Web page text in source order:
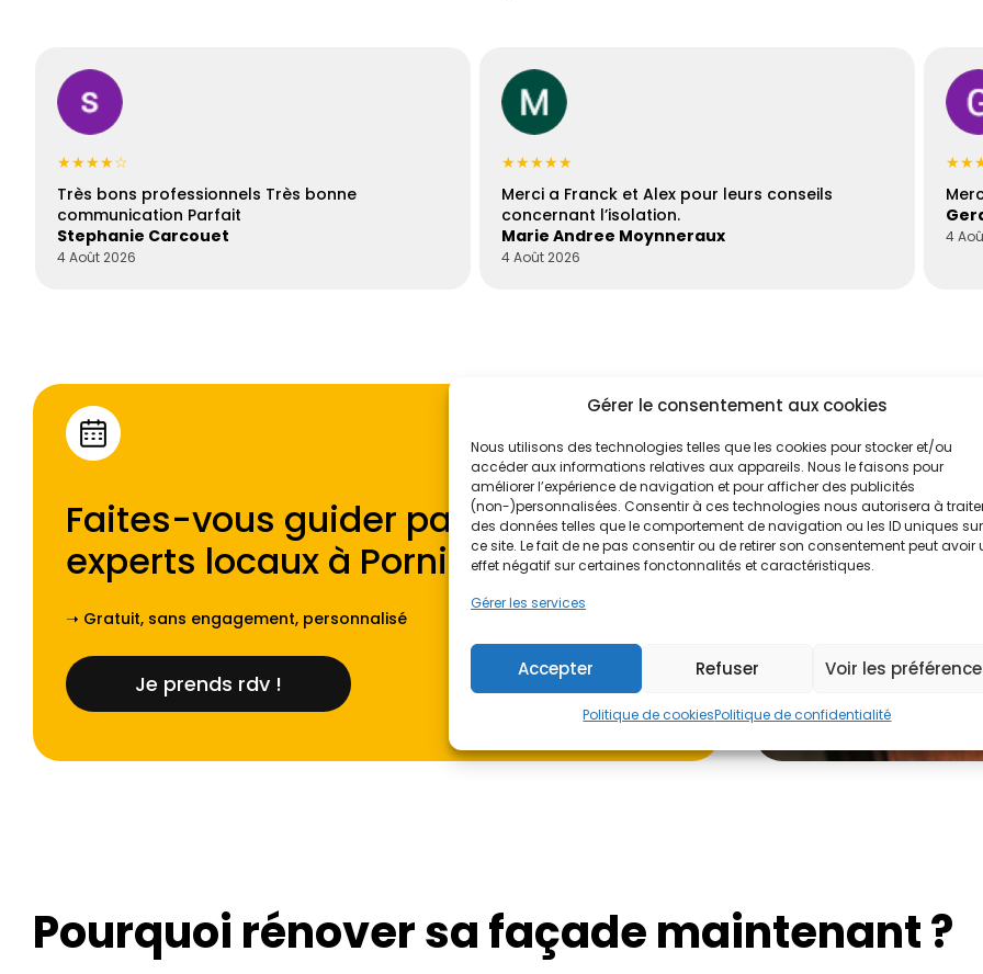
Gérer le consentement aux cookies
Nous utilisons des technologies telles que les cookies pour stocker et/ou
accéder aux informations relatives aux appareils. Nous le faisons pour
améliorer l’expérience de navigation et pour afficher des publicités
(non-)personnalisées. Consentir à ces technologies nous autorisera à
des données telles que le comportement de navigation ou les ID uniques sur
ce site. Le fait de ne pas consentir ou de retirer son consentement peut avoir
effet négatif sur certaines fonctonnalités et caractéristiques.
Gérer les services
Accepter Refuser Voir les
Politique de cookiesPolitique de confidentialité
★★★★☆
Très bons professionnels Très bonne
communication Parfait
Stephanie Carcouet
4 Août 2026
★★★★★
Merci a Franck et Alex pour leurs conseils
concernant l’isolation.
Marie Andree Moynneraux
4 Août 2026
4
Faites-vous guider par l'un de nos
experts locaux à Pornic .
➝ Gratuit, sans engagement, personnalisé
Je prends rdv !
Pourquoi rénover sa façade maintenant ?